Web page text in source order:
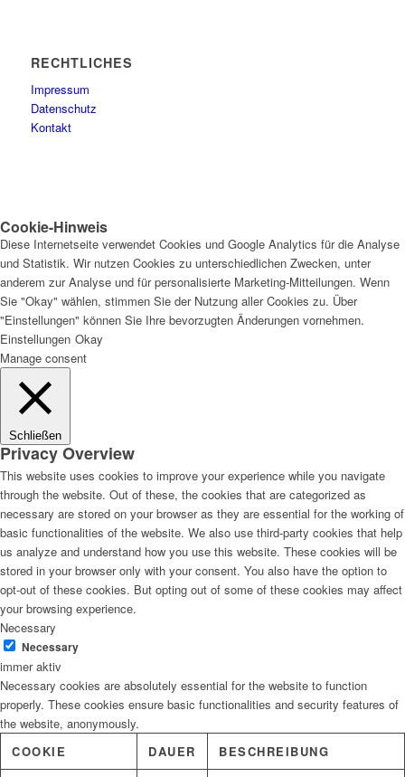
RECHTLICHES
Impressum
Datenschutz
Kontakt
Cookie-Hinweis
Diese Internetseite verwendet Cookies und Google Analytics für die Analyse
und Statistik. Wir nutzen Cookies zu unterschiedlichen Zwecken, unter
anderem zur Analyse und für personalisierte Marketing-Mitteilungen. Wenn
Sie "Okay" wählen, stimmen Sie der Nutzung aller Cookies zu. Über
"Einstellungen" können Sie Ihre bevorzugten Änderungen vornehmen.
Einstellungen Okay
Manage consent
Schließen
Privacy Overview
This website uses cookies to improve your experience while you navigate
through the website. Out of these, the cookies that are categorized as
necessary are stored on your browser as they are essential for the working of
basic functionalities of the website. We also use third-party cookies that help
us analyze and understand how you use this website. These cookies will be
stored in your browser only with your consent. You also have the option to
opt-out of these cookies. But opting out of some of these cookies may affect
your browsing experience.
Necessary
Necessary
immer aktiv
Necessary cookies are absolutely essential for the website to function
properly. These cookies ensure basic functionalities and security features of
the website, anonymously.
COOKIE
DAUER BESCHREIBUNG